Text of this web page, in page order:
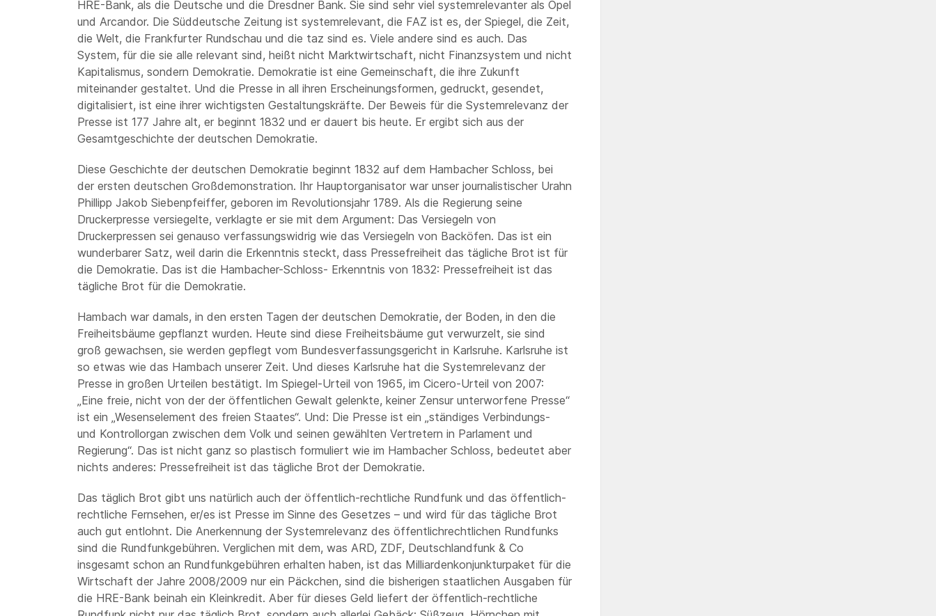
HRE-Bank, als die Deutsche und die Dresdner Bank. Sie sind sehr viel systemrelevanter als Opel
und Arcandor. Die Süddeutsche Zeitung ist systemrelevant, die FAZ ist es, der Spiegel, die Zeit,
die Welt, die Frankfurter Rundschau und die taz sind es. Viele andere sind es auch. Das
System, für die sie alle relevant sind, heißt nicht Marktwirtschaft, nicht Finanzsystem und nicht
Kapitalismus, sondern Demokratie. Demokratie ist eine Gemeinschaft, die ihre Zukunft
miteinander gestaltet. Und die Presse in all ihren Erscheinungsformen, gedruckt, gesendet,
digitalisiert, ist eine ihrer wichtigsten Gestaltungskräfte. Der Beweis für die Systemrelevanz der
Presse ist 177 Jahre alt, er beginnt 1832 und er dauert bis heute. Er ergibt sich aus der
Gesamtgeschichte der deutschen Demokratie.
Diese Geschichte der deutschen Demokratie beginnt 1832 auf dem Hambacher Schloss, bei
der ersten deutschen Großdemonstration. Ihr Hauptorganisator war unser journalistischer Urahn
Phillipp Jakob Siebenpfeiffer, geboren im Revolutionsjahr 1789. Als die Regierung seine
Druckerpresse versiegelte, verklagte er sie mit dem Argument: Das Versiegeln von
Druckerpressen sei genauso verfassungswidrig wie das Versiegeln von Backöfen. Das ist ein
wunderbarer Satz, weil darin die Erkenntnis steckt, dass Pressefreiheit das tägliche Brot ist für
die Demokratie. Das ist die Hambacher-Schloss- Erkenntnis von 1832: Pressefreiheit ist das
tägliche Brot für die Demokratie.
Hambach war damals, in den ersten Tagen der deutschen Demokratie, der Boden, in den die
Freiheitsbäume gepflanzt wurden. Heute sind diese Freiheitsbäume gut verwurzelt, sie sind
groß gewachsen, sie werden gepflegt vom Bundesverfassungsgericht in Karlsruhe. Karlsruhe ist
so etwas wie das Hambach unserer Zeit. Und dieses Karlsruhe hat die Systemrelevanz der
Presse in großen Urteilen bestätigt. Im Spiegel-Urteil von 1965, im Cicero-Urteil von 2007:
„Eine freie, nicht von der der öffentlichen Gewalt gelenkte, keiner Zensur unterworfene Presse“
ist ein „Wesenselement des freien Staates“. Und: Die Presse ist ein „ständiges Verbindungs-
und Kontrollorgan zwischen dem Volk und seinen gewählten Vertretern in Parlament und
Regierung“. Das ist nicht ganz so plastisch formuliert wie im Hambacher Schloss, bedeutet aber
nichts anderes: Pressefreiheit ist das tägliche Brot der Demokratie.
Das täglich Brot gibt uns natürlich auch der öffentlich-rechtliche Rundfunk und das öffentlich-
rechtliche Fernsehen, er/es ist Presse im Sinne des Gesetzes – und wird für das tägliche Brot
auch gut entlohnt. Die Anerkennung der Systemrelevanz des öffentlichrechtlichen Rundfunks
sind die Rundfunkgebühren. Verglichen mit dem, was ARD, ZDF, Deutschlandfunk & Co
insgesamt schon an Rundfunkgebühren erhalten haben, ist das Milliardenkonjunkturpaket für die
Wirtschaft der Jahre 2008/2009 nur ein Päckchen, sind die bisherigen staatlichen Ausgaben für
die HRE-Bank beinah ein Kleinkredit. Aber für dieses Geld liefert der öffentlich-rechtliche